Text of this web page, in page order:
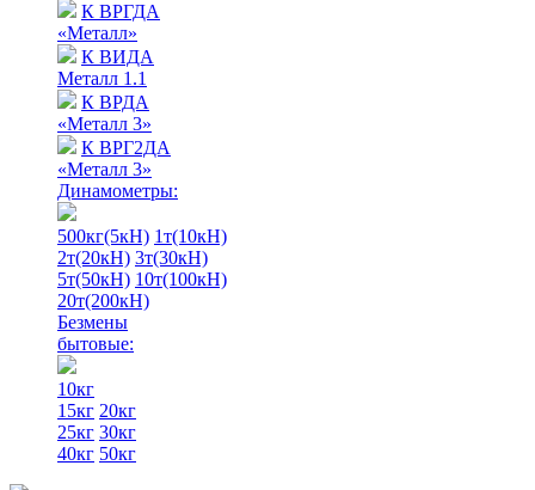
К ВРГДА
«Металл»
К ВИДА
Металл 1.1
К ВРДА
«Металл 3»
К ВРГ2ДА
«Металл 3»
Динамометры:
500кг(5кН) 1т(10кН)
2т(20кН) 3т(30кН)
5т(50кН) 10т(100кН)
20т(200кН)
Безмены
бытовые:
10кг
15кг 20кг
25кг 30кг
40кг 50кг